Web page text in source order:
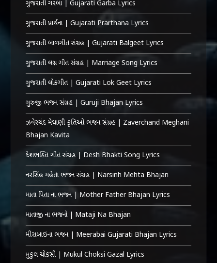
ગુજરાતી ગરબા | Gujarati Garba Lyrics
ગુજરાતી પ્રાર્થના | Gujarati Prarthana Lyrics
ગુજરાતી બાળગીત સંગ્રહ | Gujarati Balgeet Lyrics
ગુજરાતી લગ્ન ગીત સંગ્રહ | Marriage Song Lyrics
ગુજરાતી લોકગીત | Gujarati Lok Geet Lyrics
ગુરુજી ભજન સંગ્રહ | Guruji Bhajan Lyrics
ઝવેરચંદ મેઘાણી કૃતિઓ ભજન સંગ્રહ | Zaverchand Meghani
Bhajan Kavita
દેશભક્તિ ગીત સંગ્રહ | Desh Bhakti Song Lyrics
નરસિંહ મહેતા ભજન સંગ્રહ | Narsinh Mehta Bhajan
માતા પિતા ના ભજન | Mother Father Bhajan Lyrics
માતાજી ના ભજનો | Mataji Na Bhajan
મીરાબાઇના ભજન | Meerabai Gujarati Bhajan Lyrics
મુકુલ ચોકસી | Mukul Choksi Gazal Lyrics